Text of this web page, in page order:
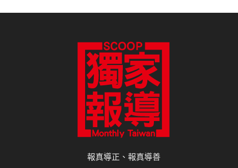
報真導正、報真導善